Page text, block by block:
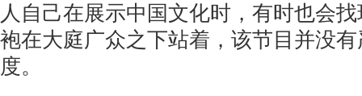
人自己在展示中国文化时，有时也会
袍在大庭广众之下站着，该节目并没有
度。